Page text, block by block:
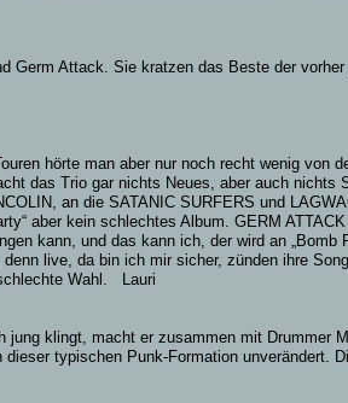
Germ Attack. Sie kratzen das Beste der
hörte man aber nur noch recht wenig von
das Trio gar nichts Neues, aber auch nichts
an die SATANIC SURFERS und
aber kein schlechtes Album. GERM
kann, und das kann ich, der wird an „Bomb
live, da bin ich mir sicher, zünden ihre
Wahl.
Lauri
klingt, macht er zusammen mit Drummer
typischen Punk-Formation unverändert.